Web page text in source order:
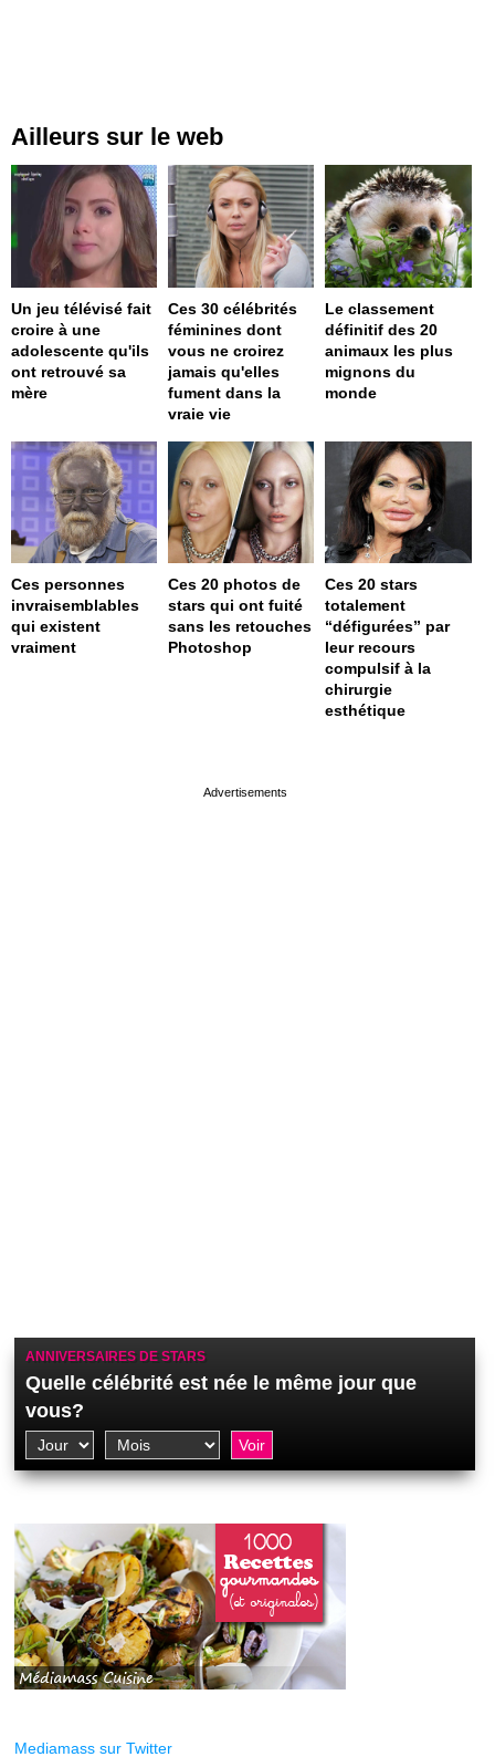
Ailleurs sur le web
Un jeu télévisé fait
croire à une
adolescente qu'ils
ont retrouvé sa
mère
Ces 30 célébrités
féminines dont
vous ne croirez
jamais qu'elles
fument dans la
vraie vie
Le classement
définitif des 20
animaux les plus
mignons du
monde
Ces personnes
invraisemblables
qui existent
vraiment
Ces 20 photos de
stars qui ont fuité
sans les retouches
Photoshop
Ces 20 stars
totalement
“défigurées” par
leur recours
compulsif à la
chirurgie
esthétique
ANNIVERSAIRES DE STARS
Quelle célébrité est née le même jour que
vous?
Mediamass sur Twitter